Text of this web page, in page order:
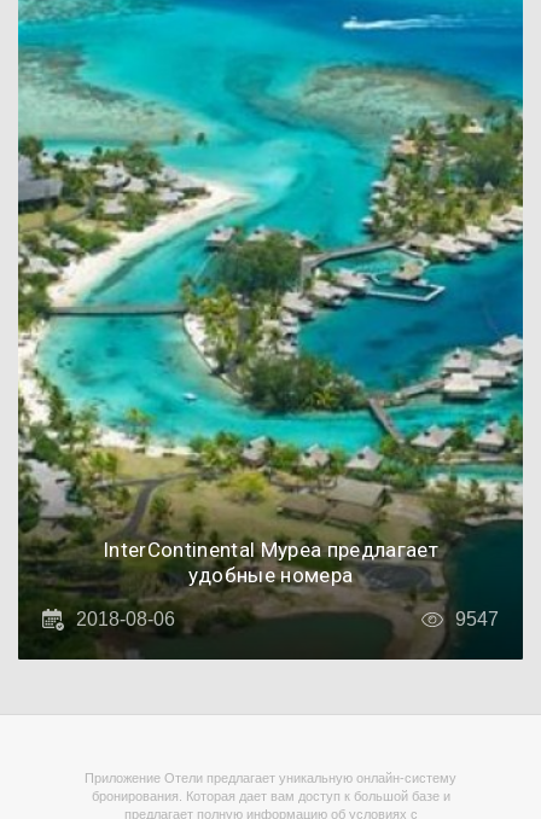
InterContinental Муреа предлагает
удобные номера
2018-08-06 9547
Приложение Отели предлагает уникальную онлайн-систему
бронирования. Которая дает вам доступ к большой базе и
предлагает полную информацию об условиях с